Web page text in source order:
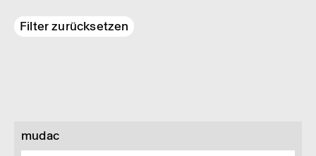
Filter zurücksetzen
mudac